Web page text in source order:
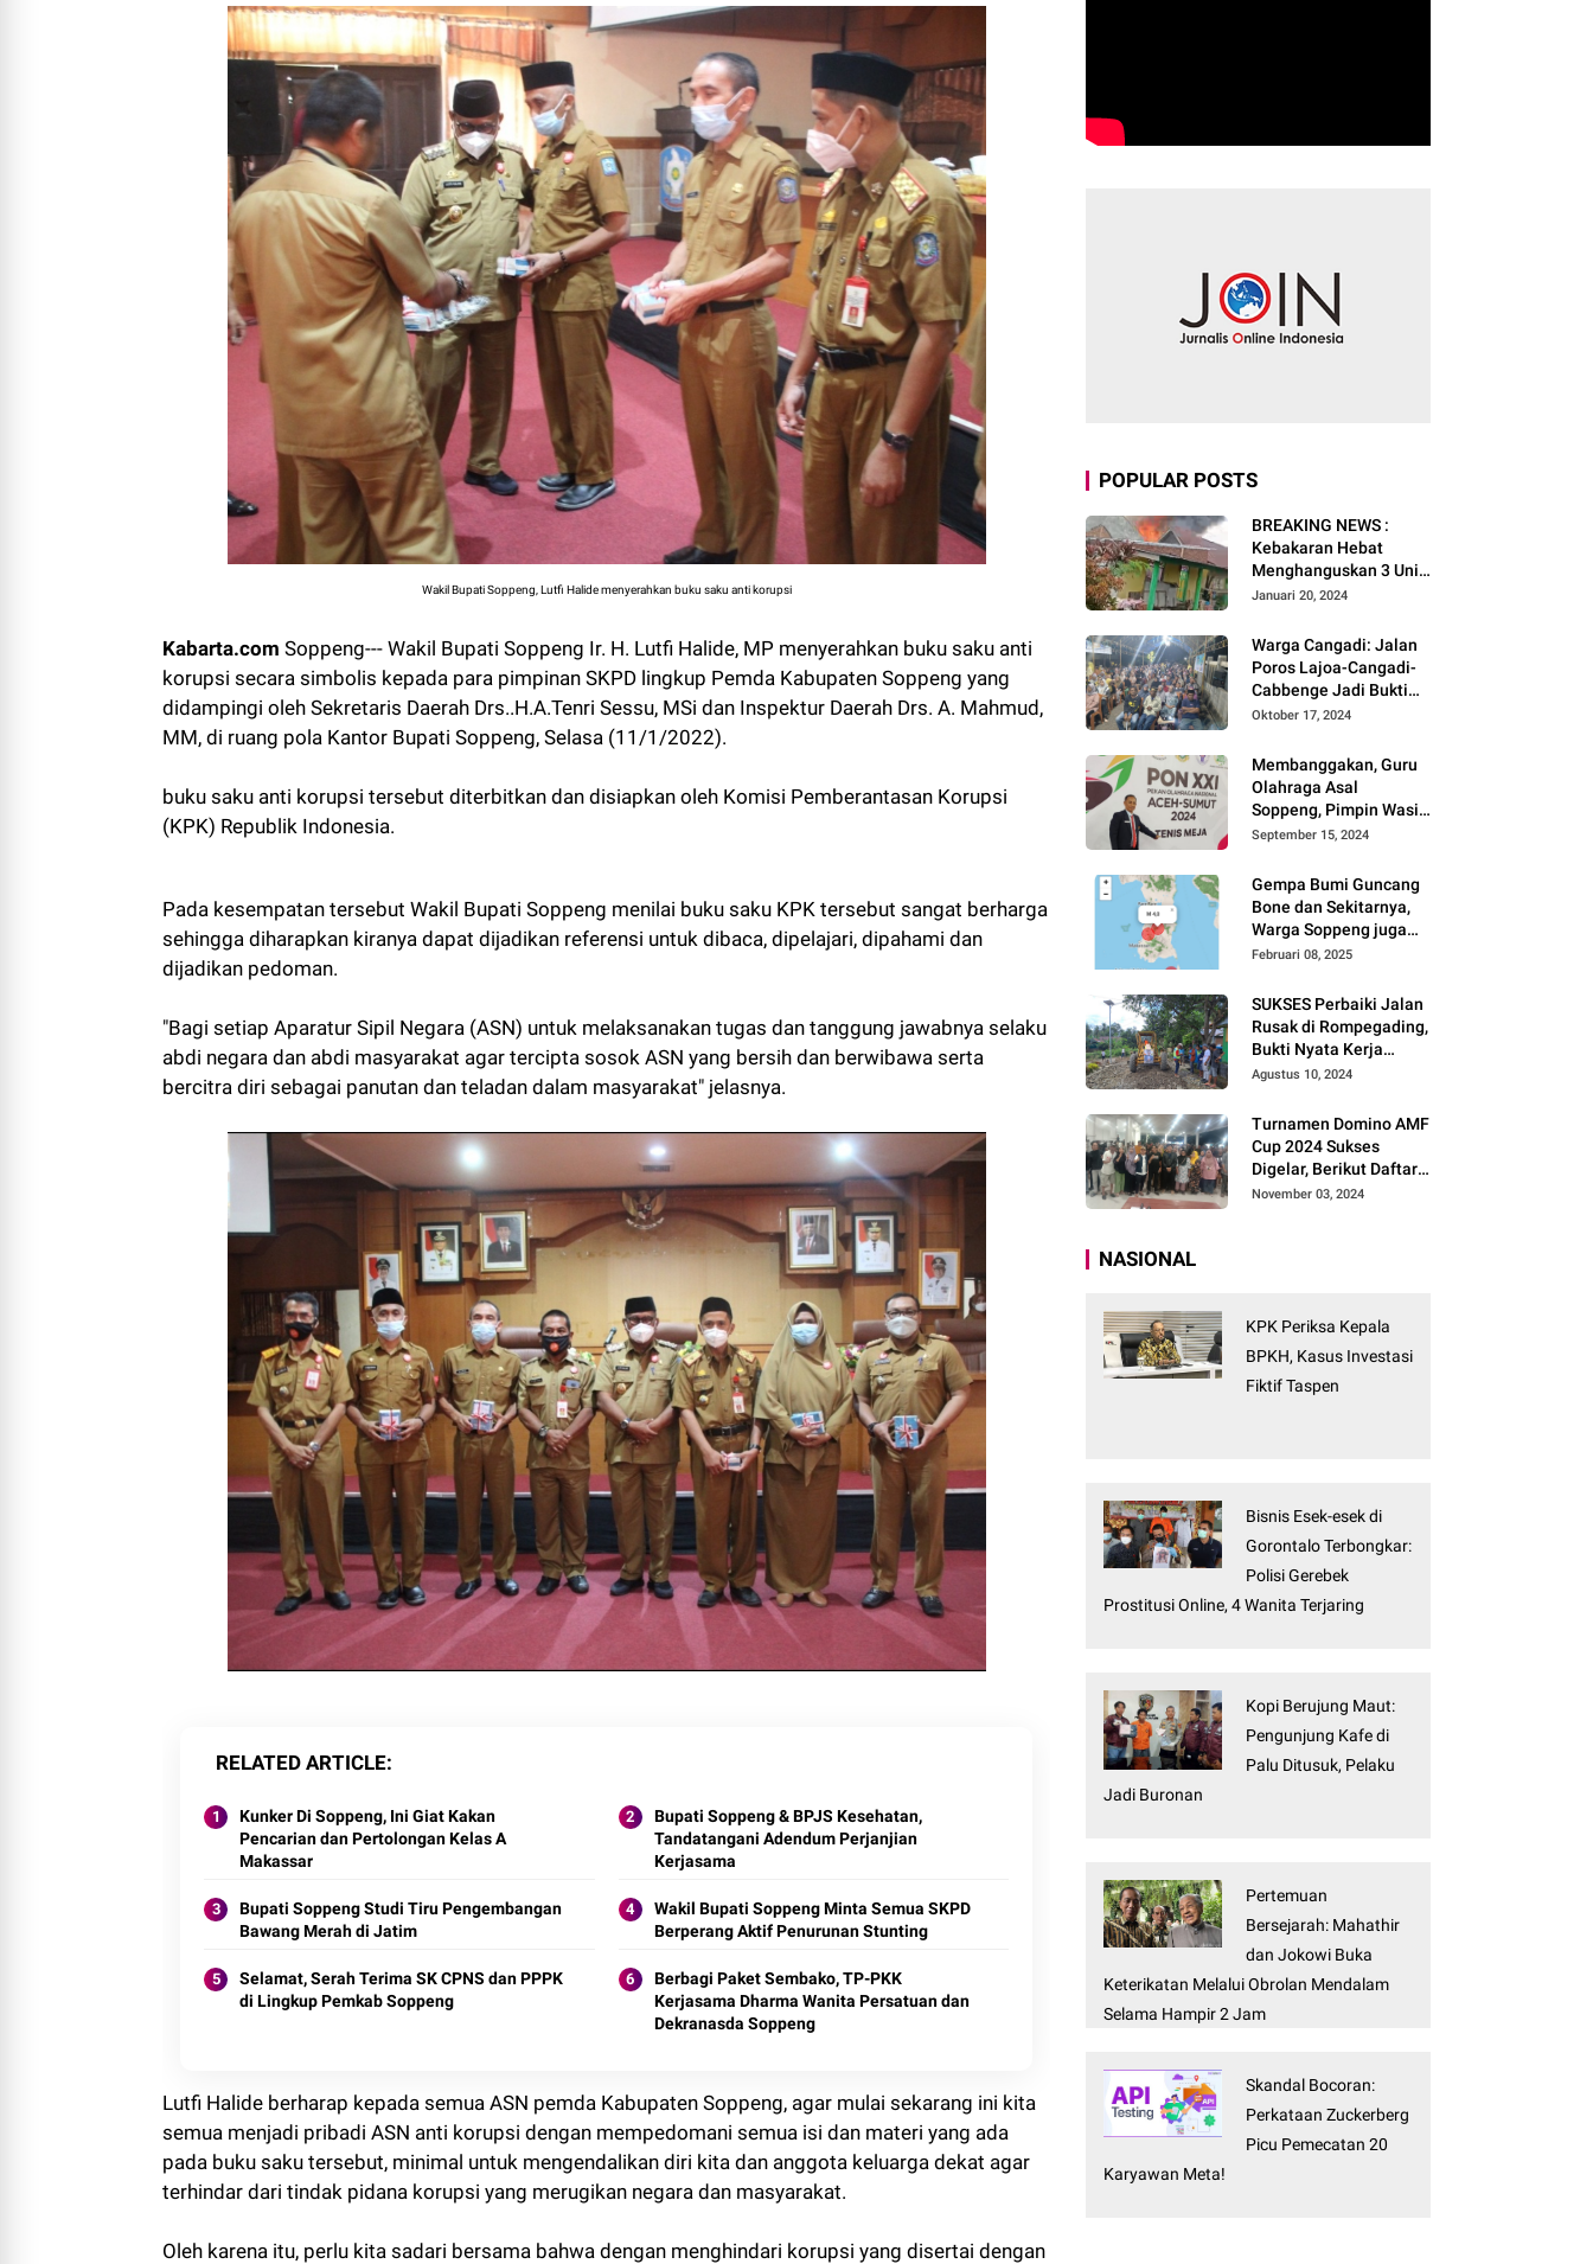
Wakil Bupati Soppeng, Lutfi Halide menyerahkan buku saku anti korupsi
Kabarta.com Soppeng--- Wakil Bupati Soppeng Ir. H. Lutfi Halide, MP menyerahkan buku saku anti
korupsi secara simbolis kepada para pimpinan SKPD lingkup Pemda Kabupaten Soppeng yang
didampingi oleh Sekretaris Daerah Drs..H.A.Tenri Sessu, MSi dan Inspektur Daerah Drs. A. Mahmud,
MM, di ruang pola Kantor Bupati Soppeng, Selasa (11/1/2022).
buku saku anti korupsi tersebut diterbitkan dan disiapkan oleh Komisi Pemberantasan Korupsi
(KPK) Republik Indonesia.
Pada kesempatan tersebut Wakil Bupati Soppeng menilai buku saku KPK tersebut sangat berharga
sehingga diharapkan kiranya dapat dijadikan referensi untuk dibaca, dipelajari, dipahami dan
dijadikan pedoman.
"Bagi setiap Aparatur Sipil Negara (ASN) untuk melaksanakan tugas dan tanggung jawabnya selaku
abdi negara dan abdi masyarakat agar tercipta sosok ASN yang bersih dan berwibawa serta
bercitra diri sebagai panutan dan teladan dalam masyarakat" jelasnya.
RELATED ARTICLE
Kunker Di Soppeng, Ini Giat Kakan
Pencarian dan Pertolongan Kelas A
Makassar
Bupati Soppeng & BPJS Kesehatan,
Tandatangani Adendum Perjanjian
Kerjasama
Bupati Soppeng Studi Tiru Pengembangan
Bawang Merah di Jatim
Wakil Bupati Soppeng Minta Semua SKPD
Berperang Aktif Penurunan Stunting
Selamat, Serah Terima SK CPNS dan PPPK
di Lingkup Pemkab Soppeng
Berbagi Paket Sembako, TP-PKK
Kerjasama Dharma Wanita Persatuan dan
Dekranasda Soppeng
Lutfi Halide berharap kepada semua ASN pemda Kabupaten Soppeng, agar mulai sekarang ini kita
semua menjadi pribadi ASN anti korupsi dengan mempedomani semua isi dan materi yang ada
pada buku saku tersebut, minimal untuk mengendalikan diri kita dan anggota keluarga dekat agar
terhindar dari tindak pidana korupsi yang merugikan negara dan masyarakat.
Oleh karena itu, perlu kita sadari bersama bahwa dengan menghindari korupsi yang disertai dengan
POPULAR POSTS
BREAKING NEWS :
Kebakaran Hebat
Menghanguskan 3 Unit
Rumah Di Jalan
Watansoppeng
Januari 20, 2024
Warga Cangadi: Jalan
Poros Lajoa-Cangadi-
Cabbenge Jadi Bukti
Kinerja SUKSES
Oktober 17, 2024
Membanggakan, Guru
Olahraga Asal
Soppeng, Pimpin Wasit
Tenis Meja PON XXI
September 15, 2024
Gempa Bumi Guncang
Bone dan Sekitarnya,
Warga Soppeng juga
Merasakan
Februari 08, 2025
SUKSES Perbaiki Jalan
Rusak di Rompegading,
Bukti Nyata Kerja
Tanpa Tunggu
Agustus 10, 2024
Turnamen Domino AMF
Cup 2024 Sukses
Digelar, Berikut Daftar
Pemenangnya
November 03, 2024
NASIONAL
KPK Periksa Kepala
BPKH, Kasus Investasi
Fiktif Taspen
Bisnis Esek-esek di
Gorontalo Terbongkar:
Polisi Gerebek
Prostitusi Online, 4 Wanita Terjaring
Kopi Berujung Maut:
Pengunjung Kafe di
Palu Ditusuk, Pelaku
Jadi Buronan
Pertemuan
Bersejarah: Mahathir
dan Jokowi Buka
Keterikatan Melalui Obrolan Mendalam
Selama Hampir 2 Jam
Skandal Bocoran:
Perkataan Zuckerberg
Picu Pemecatan 20
Karyawan Meta!